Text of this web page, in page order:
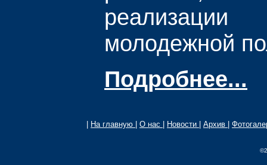
реализации
молодежной
Подробнее...
На главную О нас Новости Архив